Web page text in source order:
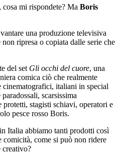
, cosa mi rispondete? Ma Boris
una produzione televisiva
ripresa o copiata dalle serie che
del set Gli occhi del cuore, una
comica ciò che realmente
italiani in special
scarsissima
protetti, stagisti schiavi, operatori e
pesce rosso Boris.
Italia abbiamo tanti prodotti così
come si può non ridere
creativo?